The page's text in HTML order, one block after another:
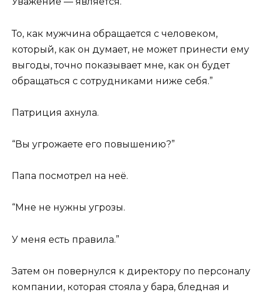
То, как мужчина обращается с человеком,
который, как он думает, не может принести ему
выгоды, точно показывает мне, как он будет
обращаться с сотрудниками ниже себя.”
Патриция ахнула.
“Вы угрожаете его повышению?”
Папа посмотрел на неё.
“Мне не нужны угрозы.
У меня есть правила.”
Затем он повернулся к директору по персоналу
компании, которая стояла у бара, бледная и